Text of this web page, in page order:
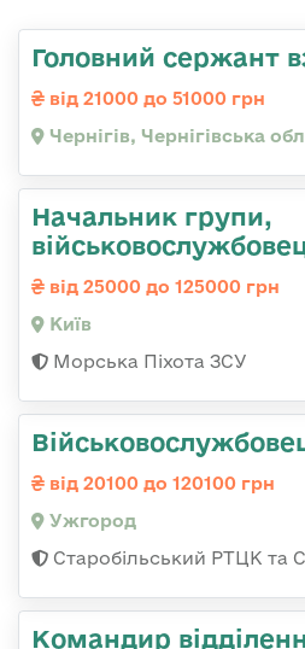
Головний сержант
від 21000 до 51000 грн
Чернігів, Чернігівська
Начальник групи,
від 25000 до 125000 грн
Київ
Морська Піхота ЗСУ
від 20100 до 120100 грн
Ужгород
Старобільський РТЦК та
Командир